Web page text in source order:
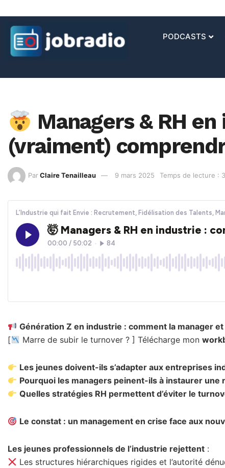
PODCASTS
Managers & RH
(vraiment)
Par Claire Tenailleau 9 mars 2025 Temps de lecture :
Génération Z en industrie : comment la manager
[
Marre de subir le turnover ? ] Télécharge mon
Les jeunes doivent-ils s’adapter aux entreprises
Pourquoi les managers peinent-ils à instaurer
Quelles stratégies RH permettent d’éviter le
Le constat : un management en crise face aux
Les jeunes professionnels de l’industrie rejettent :
Les structures hiérarchiques rigides et l’autorité